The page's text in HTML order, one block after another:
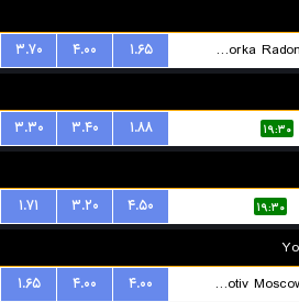
Sportowa Czworka Radom (W) ۱.۶۵ ۴.۰۰
۳.۷۰
۱۹:۳۰ ۱.۸۸ ۳.۴۰
۳.۳۰
۱۹:۳۰ ۴.۵۰ ۳.۲۰
۱.۷۱
Lokomotiv Moscow U19 ۴.۰۰ ۴.۰۰
۱.۶۵